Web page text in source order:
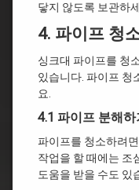
닿지 않도록 보관하
4. 파이프 청
싱크대 파이프를 청
있습니다. 파이프 청
요.
4.1 파이프 분해하
파이프를 청소하려
작업을 할 때에는 조
도움을 받을 수도 있